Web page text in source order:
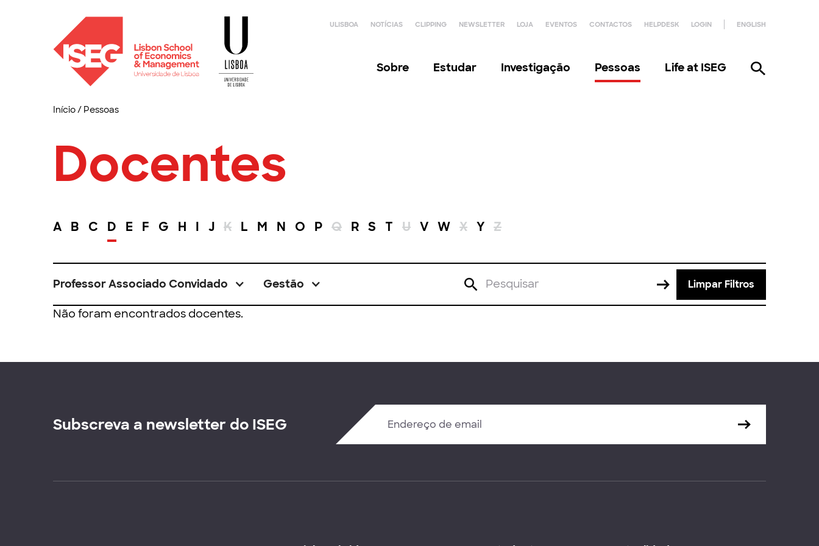
ULISBOA NOTÍCIAS CLIPPING NEWSLETTER LOJA EVENTOS CONTACTOS HELPDESK LOGIN ENGLISH
Sobre Estudar Investigação Pessoas Life at ISEG
Início/ Pessoas
Docentes
A B C D E F G H I J K L M N O P Q R S T U V W X Y Z
Professor Associado Convidado Gestão Limpar Filtros
Não foram encontrados docentes.
Subscreva a newsletter do ISEG